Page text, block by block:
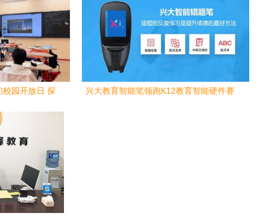
园开放日 探
兴大教育智能笔领跑K12教育智能硬件赛